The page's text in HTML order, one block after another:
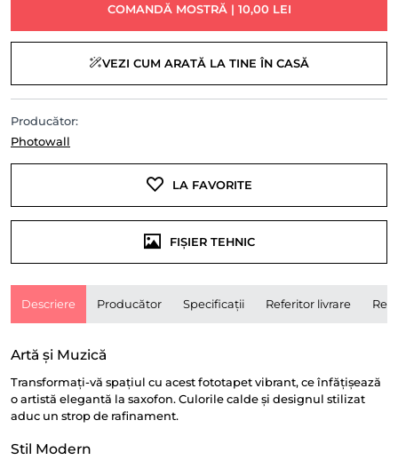
COMANDĂ MOSTRĂ | 10,00 LEI
VEZI CUM ARATĂ LA TINE ÎN CASĂ
Producător:
Photowall
LA FAVORITE
FIȘIER TEHNIC
Descriere Producător Specificații Referitor livrare
Artă și Muzică
Transformați-vă spațiul cu acest fototapet vibrant, ce înfățișează
o artistă elegantă la saxofon. Culorile calde și designul stilizat
aduc un strop de rafinament.
Stil Modern